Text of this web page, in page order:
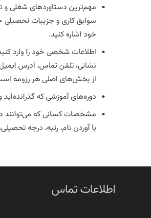
مهم‌ترین دستاورد‌های شغلی و
سوابق کاری و جزییات
خود اشاره کنید.
اطلاعات شخصی خود را وارد
نشانی، تلفن تماس، آدرس
از بخش‌های اصلی هر رزومه
دوره‌های آموزشی که
مشخصات کسانی که می‌توانند
با آوردن نام، رتبه، درجه
اطلاعات تماس